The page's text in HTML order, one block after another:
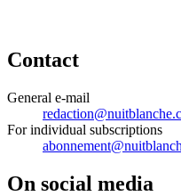
Contact
General e-mail
For individual subscriptions
On social media